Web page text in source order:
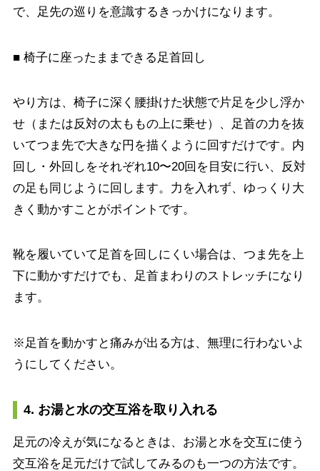
で、足先の巡りを意識するきっかけになります。
■ 椅子に座ったままできる足首回し
やり方は、椅子に深く腰掛けた状態で片足を少し浮か
せ（または反対の太ももの上に乗せ）、足首の力を抜
いてつま先で大きな円を描くように回すだけです。内
回し・外回しをそれぞれ10〜20回を目安に行い、反対
の足も同じように回します。力を入れず、ゆっくり大
きく動かすことがポイントです。
靴を履いていて足首を回しにくい場合は、つま先を上
下に動かすだけでも、足首まわりのストレッチになり
ます。
※足首を動かすと痛みが出る方は、無理に行わないよ
うにしてください。
4. お湯と水の交互浴を取り入れる
足元の冷えが気になるときは、お湯と水を交互に使う
交互浴を足元だけで試してみるのも一つの方法です。